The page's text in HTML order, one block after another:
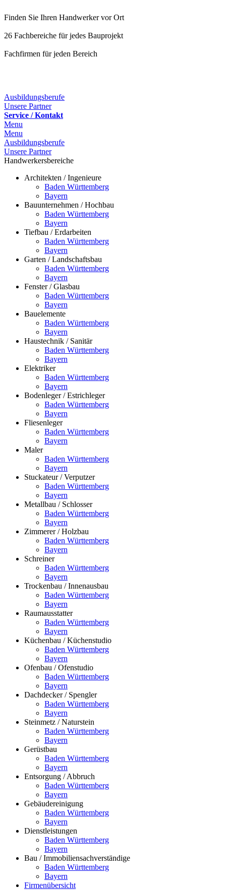
Finden Sie Ihren Handwerker vor Ort
26 Fachbereiche für jedes Bauprojekt
Fachfirmen für jeden Bereich
Ausbildungsberufe
Unsere Partner
Service / Kontakt
Menu
Menu
Ausbildungsberufe
Unsere Partner
Handwerkersbereiche
Architekten / Ingenieure
Baden Württemberg
Bayern
Bauunternehmen / Hochbau
Baden Württemberg
Bayern
Tiefbau / Erdarbeiten
Baden Württemberg
Bayern
Garten / Landschaftsbau
Baden Württemberg
Bayern
Fenster / Glasbau
Baden Württemberg
Bayern
Bauelemente
Baden Württemberg
Bayern
Haustechnik / Sanitär
Baden Württemberg
Bayern
Elektriker
Baden Württemberg
Bayern
Bodenleger / Estrichleger
Baden Württemberg
Bayern
Fliesenleger
Baden Württemberg
Bayern
Maler
Baden Württemberg
Bayern
Stuckateur / Verputzer
Baden Württemberg
Bayern
Metallbau / Schlosser
Baden Württemberg
Bayern
Zimmerer / Holzbau
Baden Württemberg
Bayern
Schreiner
Baden Württemberg
Bayern
Trockenbau / Innenausbau
Baden Württemberg
Bayern
Raumausstatter
Baden Württemberg
Bayern
Küchenbau / Küchenstudio
Baden Württemberg
Bayern
Ofenbau / Ofenstudio
Baden Württemberg
Bayern
Dachdecker / Spengler
Baden Württemberg
Bayern
Steinmetz / Naturstein
Baden Württemberg
Bayern
Gerüstbau
Baden Württemberg
Bayern
Entsorgung / Abbruch
Baden Württemberg
Bayern
Gebäudereinigung
Baden Württemberg
Bayern
Dienstleistungen
Baden Württemberg
Bayern
Bau / Immobiliensachverständige
Baden Württemberg
Bayern
Firmenübersicht